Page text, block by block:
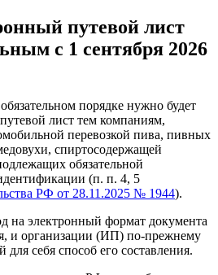
путевой лист
с 1 сентября 2026
порядке нужно будет
лист тем компаниям,
перевозкой пива, пивных
спиртосодержащей
обязательной
(п. п. 4, 5
РФ от 28.11.2025 № 1944).
на электронный формат документа
и организации (ИП) по-прежнему
себя способ его составления.